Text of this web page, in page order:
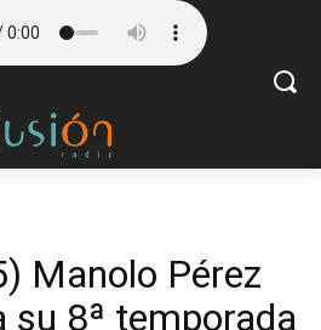
Manolo Pérez
su 8ª temporada